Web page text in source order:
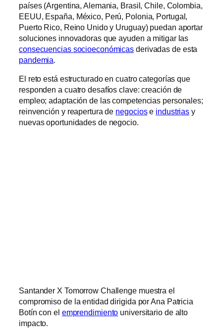
países (Argentina, Alemania, Brasil, Chile, Colombia,
EEUU, España, México, Perú, Polonia, Portugal,
Puerto Rico, Reino Unido y Uruguay) puedan aportar
soluciones innovadoras que ayuden a mitigar las
consecuencias socioeconómicas derivadas de esta
pandemia
El reto está estructurado en cuatro categorías que
responden a cuatro desafíos clave: creación de
empleo; adaptación de las competencias personales;
reinvención y reapertura de negociose industrias y
nuevas oportunidades de negocio.
Santander X Tomorrow Challenge muestra el
compromiso de la entidad dirigida por Ana Patricia
Botín con el emprendimiento universitario de alto
impacto.